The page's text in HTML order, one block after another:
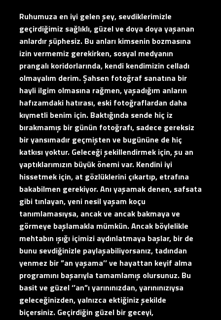
Ruhumuza en iyi gelen şey, sevdiklerimizle
geçirdiğimiz sağlıklı, güzel ve doya doya yaşanan
anlardır şüphesiz. Bu anları kimsenin bozmasına
izin vermemiz gerekirken, sosyal medyanın
prangalı koridorlarında, kendi kendimizin celladı
olmayalım derim. Şahsen fotoğraf sanatına bir
hayli ilgim olmasına rağmen, yaşadığım anların
hafızamdaki hatırası, eski fotoğraflardan daha
kıymetli benim için. Baktığında sende hiç iz
bırakmamış bir günün fotoğrafı, sadece gereksiz
bir yansımadır geçmişten ve bugününe de hiç
katkısı yoktur. Geleceği şekillendirmek için, şu an
yaptıklarımızın büyük önemi var. Kendini iyi
hissetmek için, at gözlüklerini çıkartıp, etrafına
bakabilmen gerekiyor. Anı yaşamak denen, safsata
gibi tınlayan, yeni nesil yaşam koçu
tanımlamasıysa, ancak ve ancak bakmaya ve
görmeye başlamakla mümkün. Ancak böylelikle
mehtabın ışığı içimizi aydınlatmaya başlar, bir de
bunu sevdiğinizle paylaşabiliyorsanız, tadından
yenmez bir ”an yaşama’’ ve hayattan keyif alma
programını başarıyla tamamlamış olursunuz. Bu
basit ve güzel ‘’an”ı yarınınızdan, yarınınızıysa
geleceğinizden, yalnızca ektiğiniz şekilde
biçersiniz. Geçirdiğin güzel bir geceyi,